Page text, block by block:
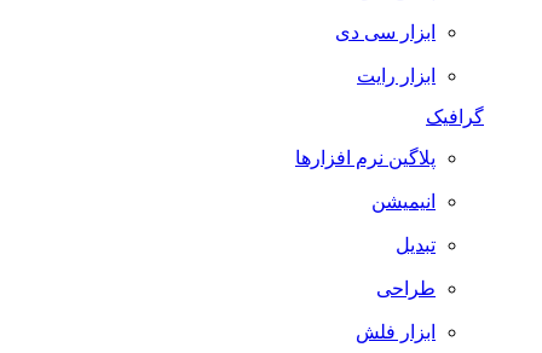
ابزار سی دی
ابزار رایت
گرافیک
پلاگین نرم افزارها
انیمیشن
تبدیل
طراحی
ابزار فلش